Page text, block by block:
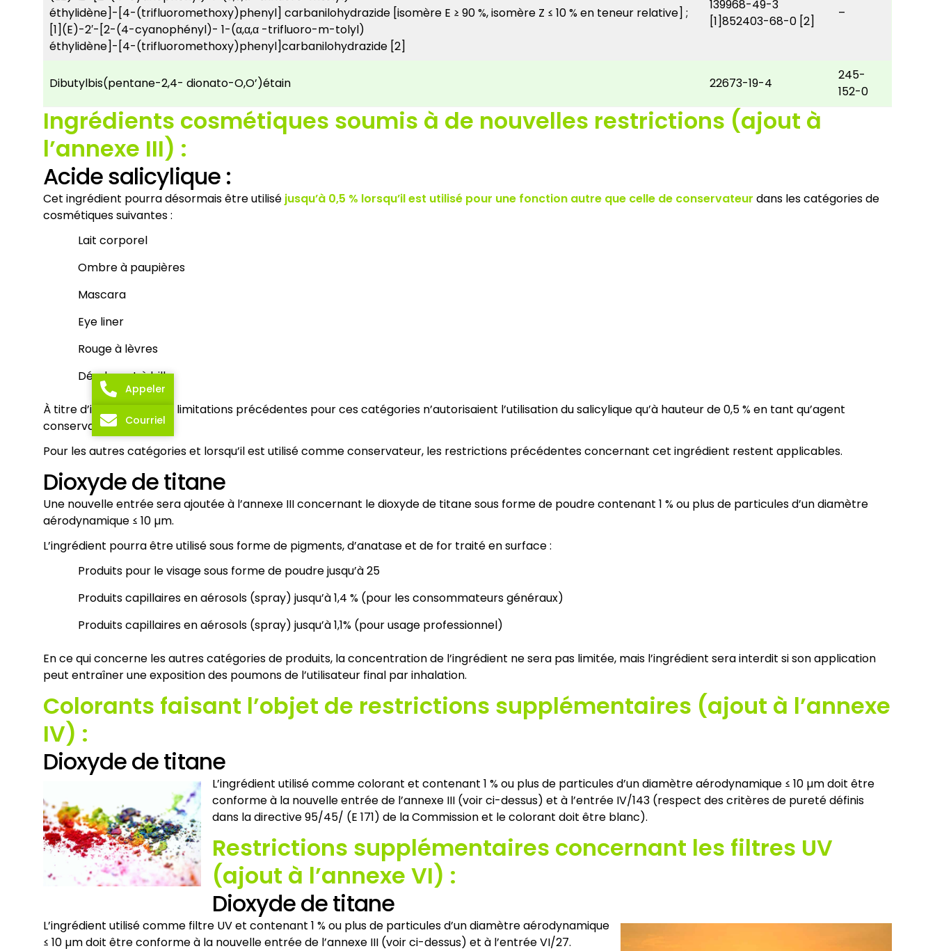
éthylidène]-[4-(trifluoromethoxy)phenyl] carbanilohydrazide [isomère E ≥ 90 %, isomère Z ≤ 10 % en teneur relative] ;
[1](E)-2′-[2-(4-cyanophényl)- 1-(α,α,α -trifluoro-m-tolyl)
éthylidène]-[4-(trifluoromethoxy)phenyl]carbanilohydrazide [2]
139968-49-3
[1]852403-68-0 [2]
–
Dibutylbis(pentane-2,4- dionato-O,O’)étain 22673-19-4
245-
152-0
Ingrédients cosmétiques soumis à de nouvelles restrictions (ajout à
l’annexe III) :
Acide salicylique :
Cet ingrédient pourra désormais être utilisé jusqu’à 0,5 % lorsqu’il est utilisé pour une fonction autre que celle de conservateur dans les catégories de
cosmétiques suivantes :
Lait corporel
Ombre à paupières
Mascara
Eye liner
Rouge à lèvres
Déodorant à bille
À titre d’information, les limitations précédentes pour ces catégories n’autorisaient l’utilisation du salicylique qu’à hauteur de 0,5 % en tant qu’agent
conservateur.
Pour les autres catégories et lorsqu’il est utilisé comme conservateur, les restrictions précédentes concernant cet ingrédient restent applicables.
Dioxyde de titane
Une nouvelle entrée sera ajoutée à l’annexe III concernant le dioxyde de titane sous forme de poudre contenant 1 % ou plus de particules d’un diamètre
aérodynamique ≤ 10 µm.
L’ingrédient pourra être utilisé sous forme de pigments, d’anatase et de for traité en surface :
Produits pour le visage sous forme de poudre jusqu’à 25
Produits capillaires en aérosols (spray) jusqu’à 1,4 % (pour les consommateurs généraux)
Produits capillaires en aérosols (spray) jusqu’à 1,1% (pour usage professionnel)
En ce qui concerne les autres catégories de produits, la concentration de l’ingrédient ne sera pas limitée, mais l’ingrédient sera interdit si son application
peut entraîner une exposition des poumons de l’utilisateur final par inhalation.
Colorants faisant l’objet de restrictions supplémentaires (ajout à l’annexe
IV) :
Dioxyde de titane
L’ingrédient utilisé comme colorant et contenant 1 % ou plus de particules d’un diamètre aérodynamique ≤ 10 µm doit être
conforme à la nouvelle entrée de l’annexe III (voir ci-dessus) et à l’entrée IV/143 (respect des critères de pureté définis
dans la directive 95/45/ (E 171) de la Commission et le colorant doit être blanc).
Restrictions supplémentaires concernant les filtres UV
(ajout à l’annexe VI) :
Dioxyde de titane
L’ingrédient utilisé comme filtre UV et contenant 1 % ou plus de particules d’un diamètre aérodynamique
≤ 10 µm doit être conforme à la nouvelle entrée de l’annexe III (voir ci-dessus) et à l’entrée VI/27.
Appeler
Courriel